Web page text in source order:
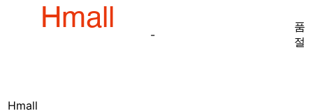
Hmall
-
품
절